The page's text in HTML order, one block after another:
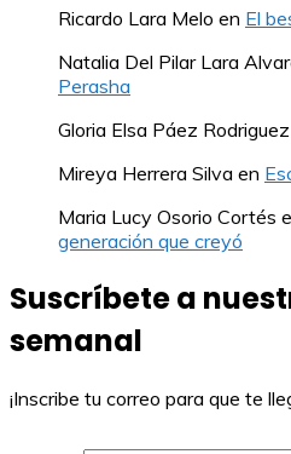
Ricardo Lara Melo en El
Natalia Del Pilar Lara
Perasha
Gloria Elsa Páez Rodriguez
Mireya Herrera Silva en
Maria Lucy Osorio Cortés
generación que creyó
Suscríbete a
semanal
¡Inscribe tu correo para que te